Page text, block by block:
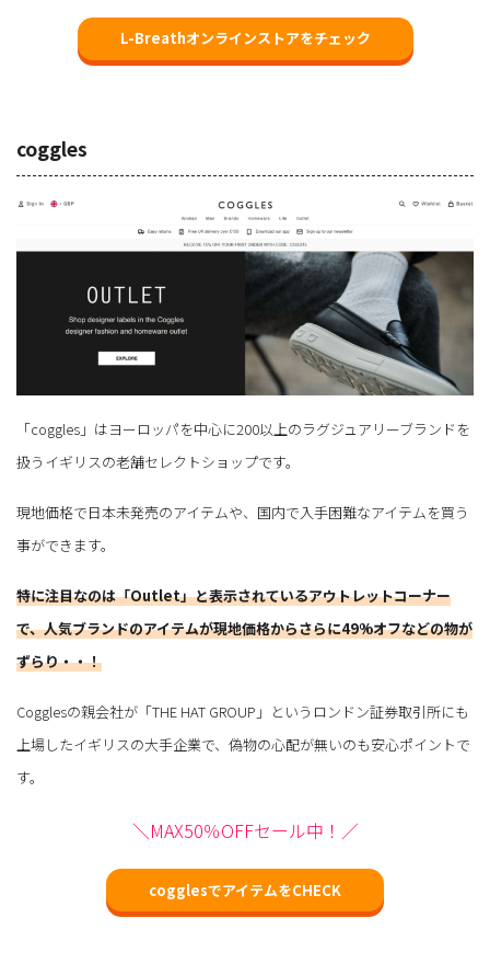
L-Breathオンラインストアをチェック
coggles
「coggles」はヨーロッパを中心に200以上のラグジュアリーブランドを
扱うイギリスの老舗セレクトショップです。
現地価格で日本未発売のアイテムや、国内で入手困難なアイテムを買う
事ができます。
特に注目なのは「Outlet」と表示されているアウトレットコーナー
で、人気ブランドのアイテムが現地価格からさらに49%オフなどの物が
ずらり・・！
Cogglesの親会社が「THE HAT GROUP」というロンドン証券取引所にも
上場したイギリスの大手企業で、偽物の心配が無いのも安心ポイントで
す。
＼MAX50％OFFセール中！／
cogglesでアイテムをCHECK